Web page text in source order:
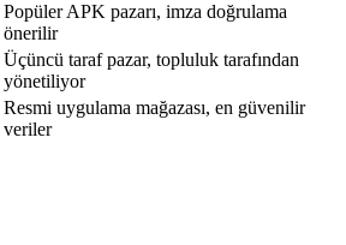
Popüler APK pazarı, imza doğrulama
önerilir
Üçüncü taraf pazar, topluluk tarafından
yönetiliyor
Resmi uygulama mağazası, en güvenilir
veriler